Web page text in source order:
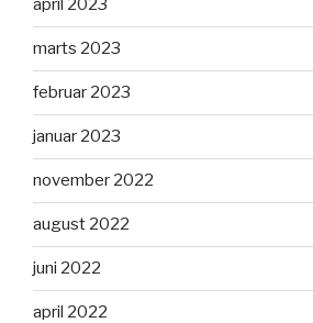
april 2023
marts 2023
februar 2023
januar 2023
november 2022
august 2022
juni 2022
april 2022